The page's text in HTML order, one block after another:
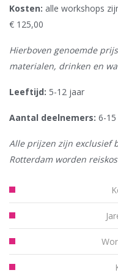
Kosten: alle workshops
€ 125,00
Hierboven genoemde
materialen, drinken en
Leeftijd: 5-12 jaar
Aantal deelnemers: 6-15
Alle prijzen zijn exclusief
Rotterdam worden